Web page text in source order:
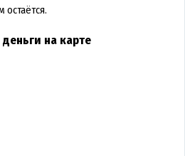
остаётся.
на карте